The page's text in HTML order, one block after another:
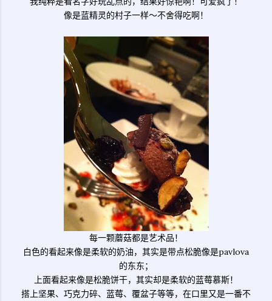
像是蓝精灵的村子一样～不舍得吃啊！
每一颗蘑菇都是艺术品！
白色的看起来像是柔软的奶油，其实是带点松脆像是pavlova
的东东；
上面看起来像是松脆饼干，其实却是柔软的蓝莓慕斯！
搭上坚果、巧克力碎、蓝莓、覆盆子等等，在口里又是一番不